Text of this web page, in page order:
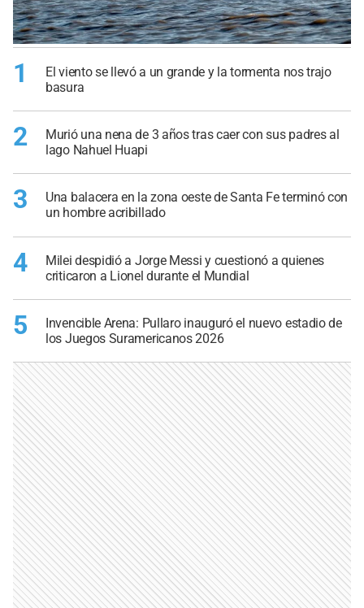
1
El viento se llevó a un grande y la tormenta nos trajo
basura
2
Murió una nena de 3 años tras caer con sus padres al
lago Nahuel Huapi
3
Una balacera en la zona oeste de Santa Fe terminó con
un hombre acribillado
4
Milei despidió a Jorge Messi y cuestionó a quienes
criticaron a Lionel durante el Mundial
5
Invencible Arena: Pullaro inauguró el nuevo estadio de
los Juegos Suramericanos 2026